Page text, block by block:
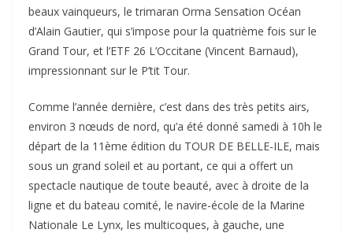
beaux vainqueurs, le trimaran Orma Sensation Océan
d’Alain Gautier, qui s’impose pour la quatrième fois sur le
Grand Tour, et l’ETF 26 L’Occitane (Vincent Barnaud),
impressionnant sur le P’tit Tour.
Comme l’année dernière, c’est dans des très petits airs,
environ 3 nœuds de nord, qu’a été donné samedi à 10h le
départ de la 11ème édition du TOUR DE BELLE-ILE, mais
sous un grand soleil et au portant, ce qui a offert un
spectacle nautique de toute beauté, avec à droite de la
ligne et du bateau comité, le navire-école de la Marine
Nationale Le Lynx, les multicoques, à gauche, une